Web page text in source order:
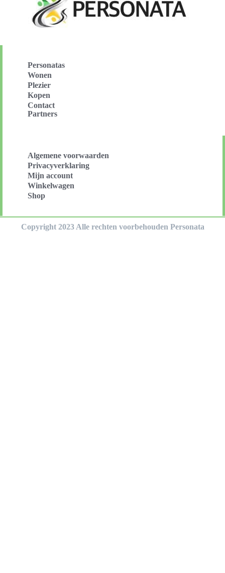
Personatas
Wonen
Plezier
Kopen
Contact
Partners
Algemene voorwaarden
Privacyverklaring
Mijn account
Winkelwagen
Shop
Copyright 2023 Alle rechten voorbehouden Personata